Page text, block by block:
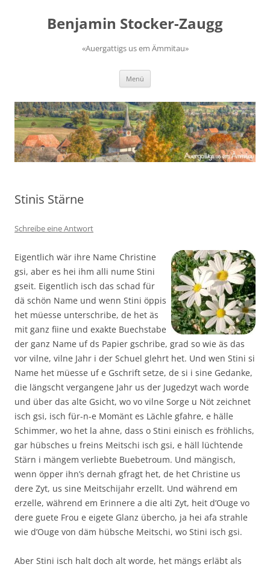
springenBenjamin Stocker-Zaugg
«Auergattigs us em Ämmitau»
Menü
Stinis Stärne
Schreibe eine Antwort
Eigentlich wär ihre Name Christine
gsi, aber es hei ihm alli nume Stini
gseit. Eigentlich isch das schad für
dä schön Name und wenn Stini öppis
het müesse unterschribe, de het äs
mit ganz fiine und exakte Buechstabe
der ganz Name uf ds Papier gschribe, grad so wie äs das
vor vilne, vilne Jahr i der Schuel glehrt het. Und wen Stini si
Name het müesse uf e Gschrift setze, de si i sine Gedanke,
die längscht vergangene Jahr us der Jugedzyt wach worde
und über das alte Gsicht, wo vo vilne Sorge u Nöt zeichnet
isch gsi, isch für-n-e Momänt es Lächle gfahre, e hälle
Schimmer, wo het la ahne, dass o Stini einisch es fröhlichs,
gar hübsches u freins Meitschi isch gsi, e häll lüchtende
Stärn i mängem verliebte Buebetroum. Und mängisch,
wenn öpper ihn’s dernah gfragt het, de het Christine us
dere Zyt, us sine Meitschijahr erzellt. Und während em
erzelle, während em Erinnere a die alti Zyt, heit d’Ouge vo
dere guete Frou e eigete Glanz übercho, ja hei afa strahle
wie d’Ouge von däm hübsche Meitschi, wo Stini isch gsi.
Aber Stini isch halt doch alt worde, het mängs erläbt als